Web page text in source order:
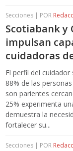
Secciones | POR
Scotiabank y
impulsan
cuidadoras
El perfil del
88% de las
son parientes
25% experimenta
demuestra la
fortalecer su...
Secciones | POR